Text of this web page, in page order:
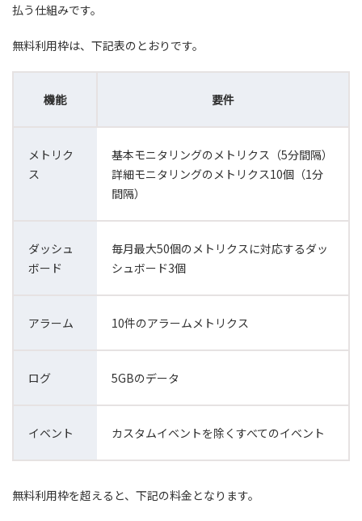
払う仕組みです。
無料利用枠は、下記表のとおりです。
機能 要件
メトリク
ス
基本モニタリングのメトリクス（5分間隔）
詳細モニタリングのメトリクス10個（1分
間隔）
ダッシュ
ボード
毎月最大50個のメトリクスに対応するダッ
シュボード3個
アラーム 10件のアラームメトリクス
ログ 5GBのデータ
イベント カスタムイベントを除くすべてのイベント
無料利用枠を超えると、下記の料金となります。